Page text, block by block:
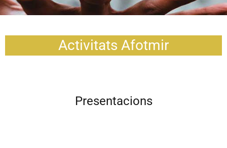
Activitats Afotmir
Presentacions